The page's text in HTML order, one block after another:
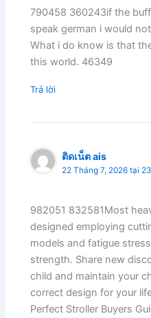
790458 360243if the
speak german i would
What i do know is that
this world. 46349
Trả lời
ติดเน็ต ais
22 Tháng 7, 2026 tại
982051 832581Most
designed employing
models and fatigue
strength. Share new
child and maintain your
correct design for your
Perfect Stroller Buyers